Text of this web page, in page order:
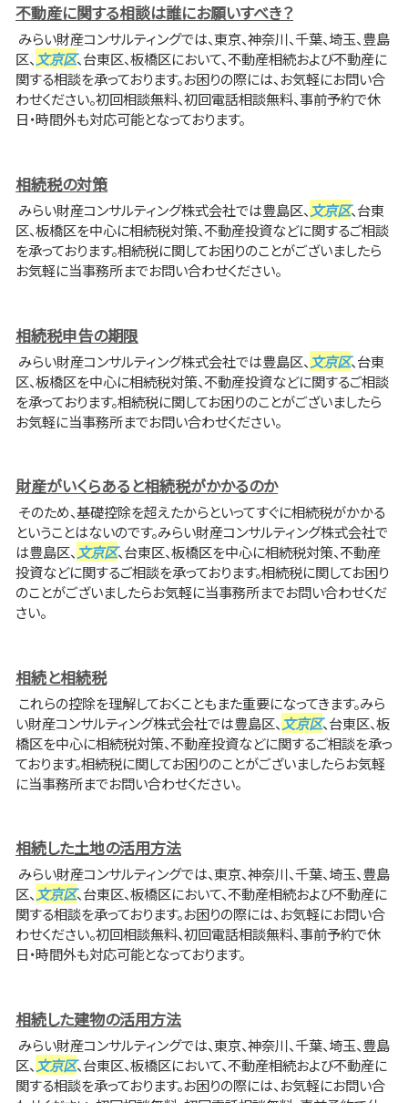
不動産に関する相談は誰にお願いすべき？
みらい財産コンサルティングでは、東京、神奈川、千葉、埼玉、豊島
区、文京区、台東区、板橋区において、不動産相続および不動産に
関する相談を承っております。お困りの際には、お気軽にお問い合
わせください。初回相談無料、初回電話相談無料、事前予約で休
日・時間外も対応可能となっております。
相続税の対策
みらい財産コンサルティング株式会社では豊島区、 文京区、台東
区、板橋区を中心に相続税対策、不動産投資などに関するご相談
を承っております。相続税に関してお困りのことがございましたら
お気軽に当事務所までお問い合わせください。
相続税申告の期限
みらい財産コンサルティング株式会社では豊島区、 文京区、台東
区、板橋区を中心に相続税対策、不動産投資などに関するご相談
を承っております。相続税に関してお困りのことがございましたら
お気軽に当事務所までお問い合わせください。
財産がいくらあると相続税がかかるのか
そのため、基礎控除を超えたからといってすぐに相続税がかかる
ということはないのです。みらい財産コンサルティング株式会社で
は豊島区、 文京区、台東区、板橋区を中心に相続税対策、不動産
投資などに関するご相談を承っております。相続税に関してお困り
のことがございましたらお気軽に当事務所までお問い合わせくだ
さい。
相続と相続税
これらの控除を理解しておくこともまた重要になってきます。みら
い財産コンサルティング株式会社では豊島区、 文京区、台東区、板
橋区を中心に相続税対策、不動産投資などに関するご相談を承っ
ております。相続税に関してお困りのことがございましたらお気軽
に当事務所までお問い合わせください。
相続した土地の活用方法
みらい財産コンサルティングでは、東京、神奈川、千葉、埼玉、豊島
区、文京区、台東区、板橋区において、不動産相続および不動産に
関する相談を承っております。お困りの際には、お気軽にお問い合
わせください。初回相談無料、初回電話相談無料、事前予約で休
日・時間外も対応可能となっております。
相続した建物の活用方法
みらい財産コンサルティングでは、東京、神奈川、千葉、埼玉、豊島
区、 文京区、台東区、板橋区において、不動産相続および不動産に
関する相談を承っております。お困りの際には、お気軽にお問い合